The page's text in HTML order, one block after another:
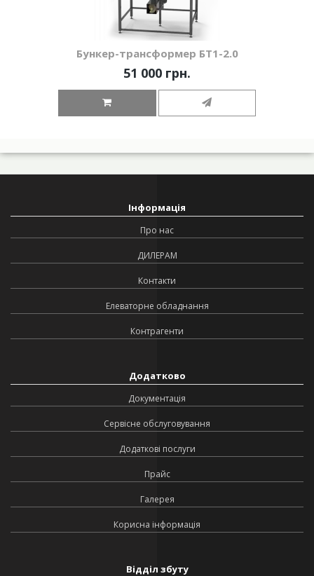
Бункер-трансформер БТ1-2.0
51 000 грн.
Інформація
Про нас
ДИЛЕРАМ
Контакти
Елеваторне обладнання
Контрагенти
Додатково
Документація
Сервісне обслуговування
Додаткові послуги
Прайс
Галерея
Корисна інформація
Відділ збуту